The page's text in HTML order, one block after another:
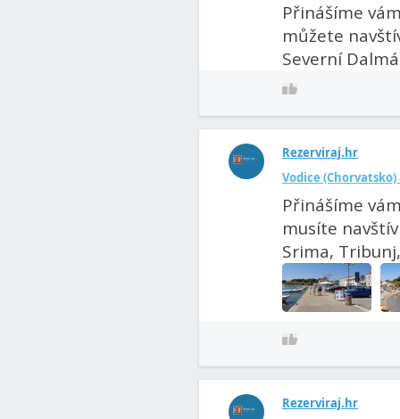
Přinášíme
můžete
Severní
Rezerviraj.hr
Vodice
Přinášíme
musíte
Srima,
Rezerviraj.hr